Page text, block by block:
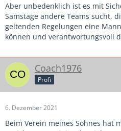
Aber unbedenklich ist es mit
Samstage andere Teams sucht,
geltenden Regelungen eine
können und verantwortungsvoll
Coach1976
Profi
6. Dezember 2021
Beim Verein meines Sohnes hat